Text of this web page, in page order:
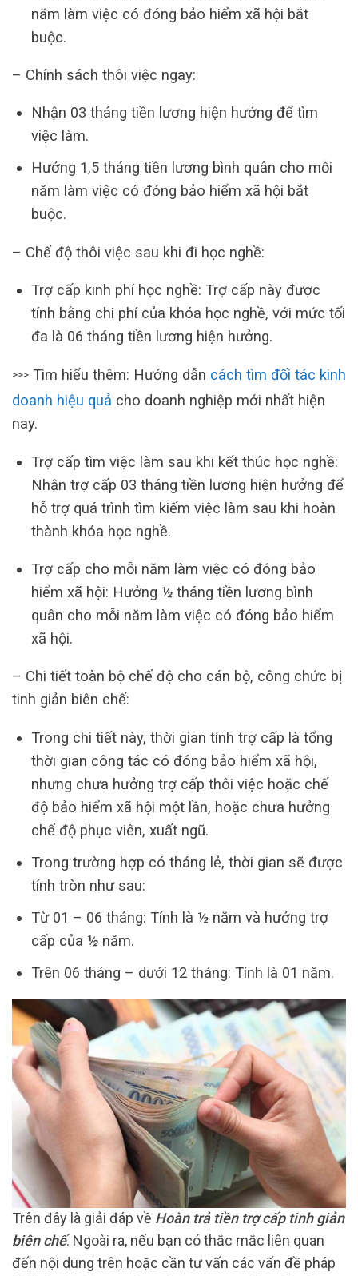
năm làm việc có đóng bảo hiểm xã hội bắt
buộc.
– Chính sách thôi việc ngay:
Nhận 03 tháng tiền lương hiện hưởng để tìm
việc làm.
Hưởng 1,5 tháng tiền lương bình quân cho mỗi
năm làm việc có đóng bảo hiểm xã hội bắt
buộc.
– Chế độ thôi việc sau khi đi học nghề:
Trợ cấp kinh phí học nghề: Trợ cấp này được
tính bằng chi phí của khóa học nghề, với mức tối
đa là 06 tháng tiền lương hiện hưởng.
>>> Tìm hiểu thêm: Hướng dẫn cách tìm đối tác kinh
doanh hiệu quả cho doanh nghiệp mới nhất hiện
nay.
Trợ cấp tìm việc làm sau khi kết thúc học nghề:
Nhận trợ cấp 03 tháng tiền lương hiện hưởng để
hỗ trợ quá trình tìm kiếm việc làm sau khi hoàn
thành khóa học nghề.
Trợ cấp cho mỗi năm làm việc có đóng bảo
hiểm xã hội: Hưởng ½ tháng tiền lương bình
quân cho mỗi năm làm việc có đóng bảo hiểm
xã hội.
– Chi tiết toàn bộ chế độ cho cán bộ, công chức bị
tinh giản biên chế:
Trong chi tiết này, thời gian tính trợ cấp là tổng
thời gian công tác có đóng bảo hiểm xã hội,
nhưng chưa hưởng trợ cấp thôi việc hoặc chế
độ bảo hiểm xã hội một lần, hoặc chưa hưởng
chế độ phục viên, xuất ngũ.
Trong trường hợp có tháng lẻ, thời gian sẽ được
tính tròn như sau:
Từ 01 – 06 tháng: Tính là ½ năm và hưởng trợ
cấp của ½ năm.
Trên 06 tháng – dưới 12 tháng: Tính là 01 năm.
Trên đây là giải đáp về Hoàn trả tiền trợ cấp tinh giản
biên chế. Ngoài ra, nếu bạn có thắc mắc liên quan
đến nội dung trên hoặc cần tư vấn các vấn đề pháp